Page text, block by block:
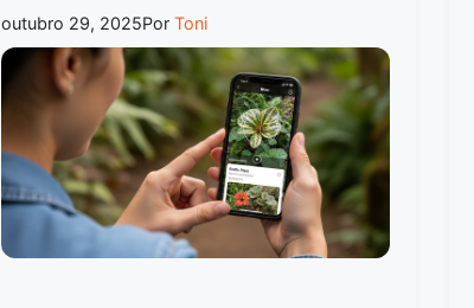
outubro 29, 2025PorToni